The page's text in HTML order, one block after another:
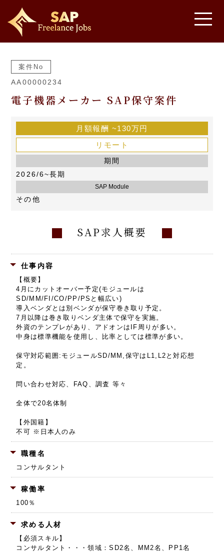
案件No
AA00000234
電子機器メーカー SAP保守案件
月額報酬 ~130万円
リモート
期間
2026/6~長期
SAP Module
その他
SAP求人概要
仕事内容
【概要】
4月にカットオーバー予定(モジュールは
SD/MM/FI/CO/PP/PSと幅広い)
導入ベンダとは別ベンダが保守巻き取り予定。
7月以降は巻き取りベンダ主体で保守を実施。
外資のテンプレがあり、アドオンはIF周りが多い。
中身は標準機能を使用し、比率としては標準が多い。
保守対応範囲:モジュールSD/MM,保守はL1,L2と対応想
定。
問い合わせ対応、FAQ、調査 等々
全体で20名体制
【外国籍】
不可 ※日本人のみ
職種名
コンサルタント
稼働率
100％
求める人材
【必須スキル】
コンサルタント・・・領域：SD2名、MM2名、PP1名